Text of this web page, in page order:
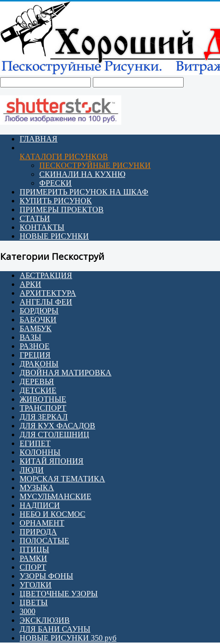
ГЛАВНАЯ
КАТАЛОГИ РИСУНКОВ
ПЕСКОСТРУЙНЫЕ РИСУНКИ
СКИНАЛИ НА КУХНЮ
ФРЕСКИ
ПРИМЕРИТЬ РИСУНОК НА ШКАФ
КУПИТЬ РИСУНОК
ПРИМЕРЫ ПРОЕКТОВ
СТАТЬИ
КОНТАКТЫ
НОВЫЕ РИСУНКИ
Категории Пескоструй
АБСТРАКЦИЯ
АРКИ
АРХИТЕКТУРА
АНГЕЛЫ ФЕИ
БОРДЮРЫ
БАБОЧКИ
БАМБУК
ВАЗЫ
РАЗНОЕ
ГРЕЦИЯ
ДРАКОНЫ
ДВОЙНАЯ МАТИРОВКА
ДЕРЕВЬЯ
ДЕТСКИЕ
ЖИВОТНЫЕ
ТРАНСПОРТ
ДЛЯ ЗЕРКАЛ
ДЛЯ КУХ ФАСАДОВ
ДЛЯ СТОЛЕШНИЦ
ЕГИПЕТ
КОЛОННЫ
КИТАЙ ЯПОНИЯ
ЛЮДИ
МОРСКАЯ ТЕМАТИКА
МУЗЫКА
МУСУЛЬМАНСКИЕ
НАДПИСИ
НЕБО И КОСМОС
ОРНАМЕНТ
ПРИРОДА
ПОЛОСАТЫЕ
ПТИЦЫ
РАМКИ
СПОРТ
УЗОРЫ ФОНЫ
УГОЛКИ
ЦВЕТОЧНЫЕ УЗОРЫ
ЦВЕТЫ
3000
ЭКСКЛЮЗИВ
ДЛЯ БАНИ САУНЫ
НОВЫЕ РИСУНКИ 350 руб